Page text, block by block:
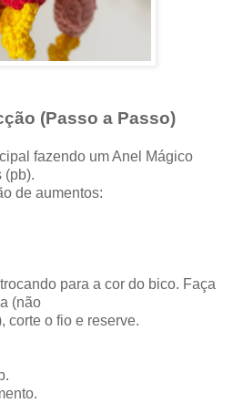
(Passo a Passo)
fazendo um Anel Mágico
(pb).
de aumentos:
para a cor do bico. Faça
(não
corte o fio e reserve.